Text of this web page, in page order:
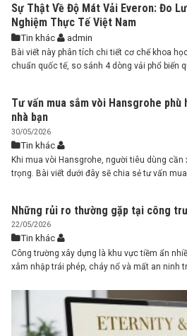
Sự Thật Về Độ Mát Vải Everon: Đo
Nghiệm Thực Tế Việt Nam
Tin khác admin
Bài viết này phân tích chi tiết cơ chế khoa
chuẩn quốc tế, so sánh 4 dòng vải phổ biến
Tư vấn mua sắm vòi Hansgrohe phù
nhà bạn
30/05/2026
Tin khác
Khi mua vòi Hansgrohe, người tiêu dùng
trọng. Bài viết dưới đây sẽ chia sẻ tư vấn
Những rủi ro thường gặp tại công
22/05/2026
Tin khác
Công trường xây dựng là khu vực tiềm ẩn
xâm nhập trái phép, cháy nổ và mất an ninh
án nâng cao an ninh là ...